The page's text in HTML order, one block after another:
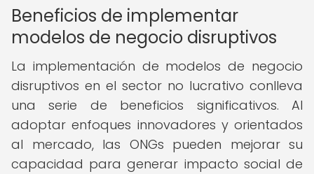
Beneficios de implementar
modelos de negocio disruptivos
La implementación de modelos de negocio
disruptivos en el sector no lucrativo conlleva
una serie de beneficios significativos. Al
adoptar enfoques innovadores y orientados
al mercado, las ONGs pueden mejorar su
capacidad para generar impacto social de